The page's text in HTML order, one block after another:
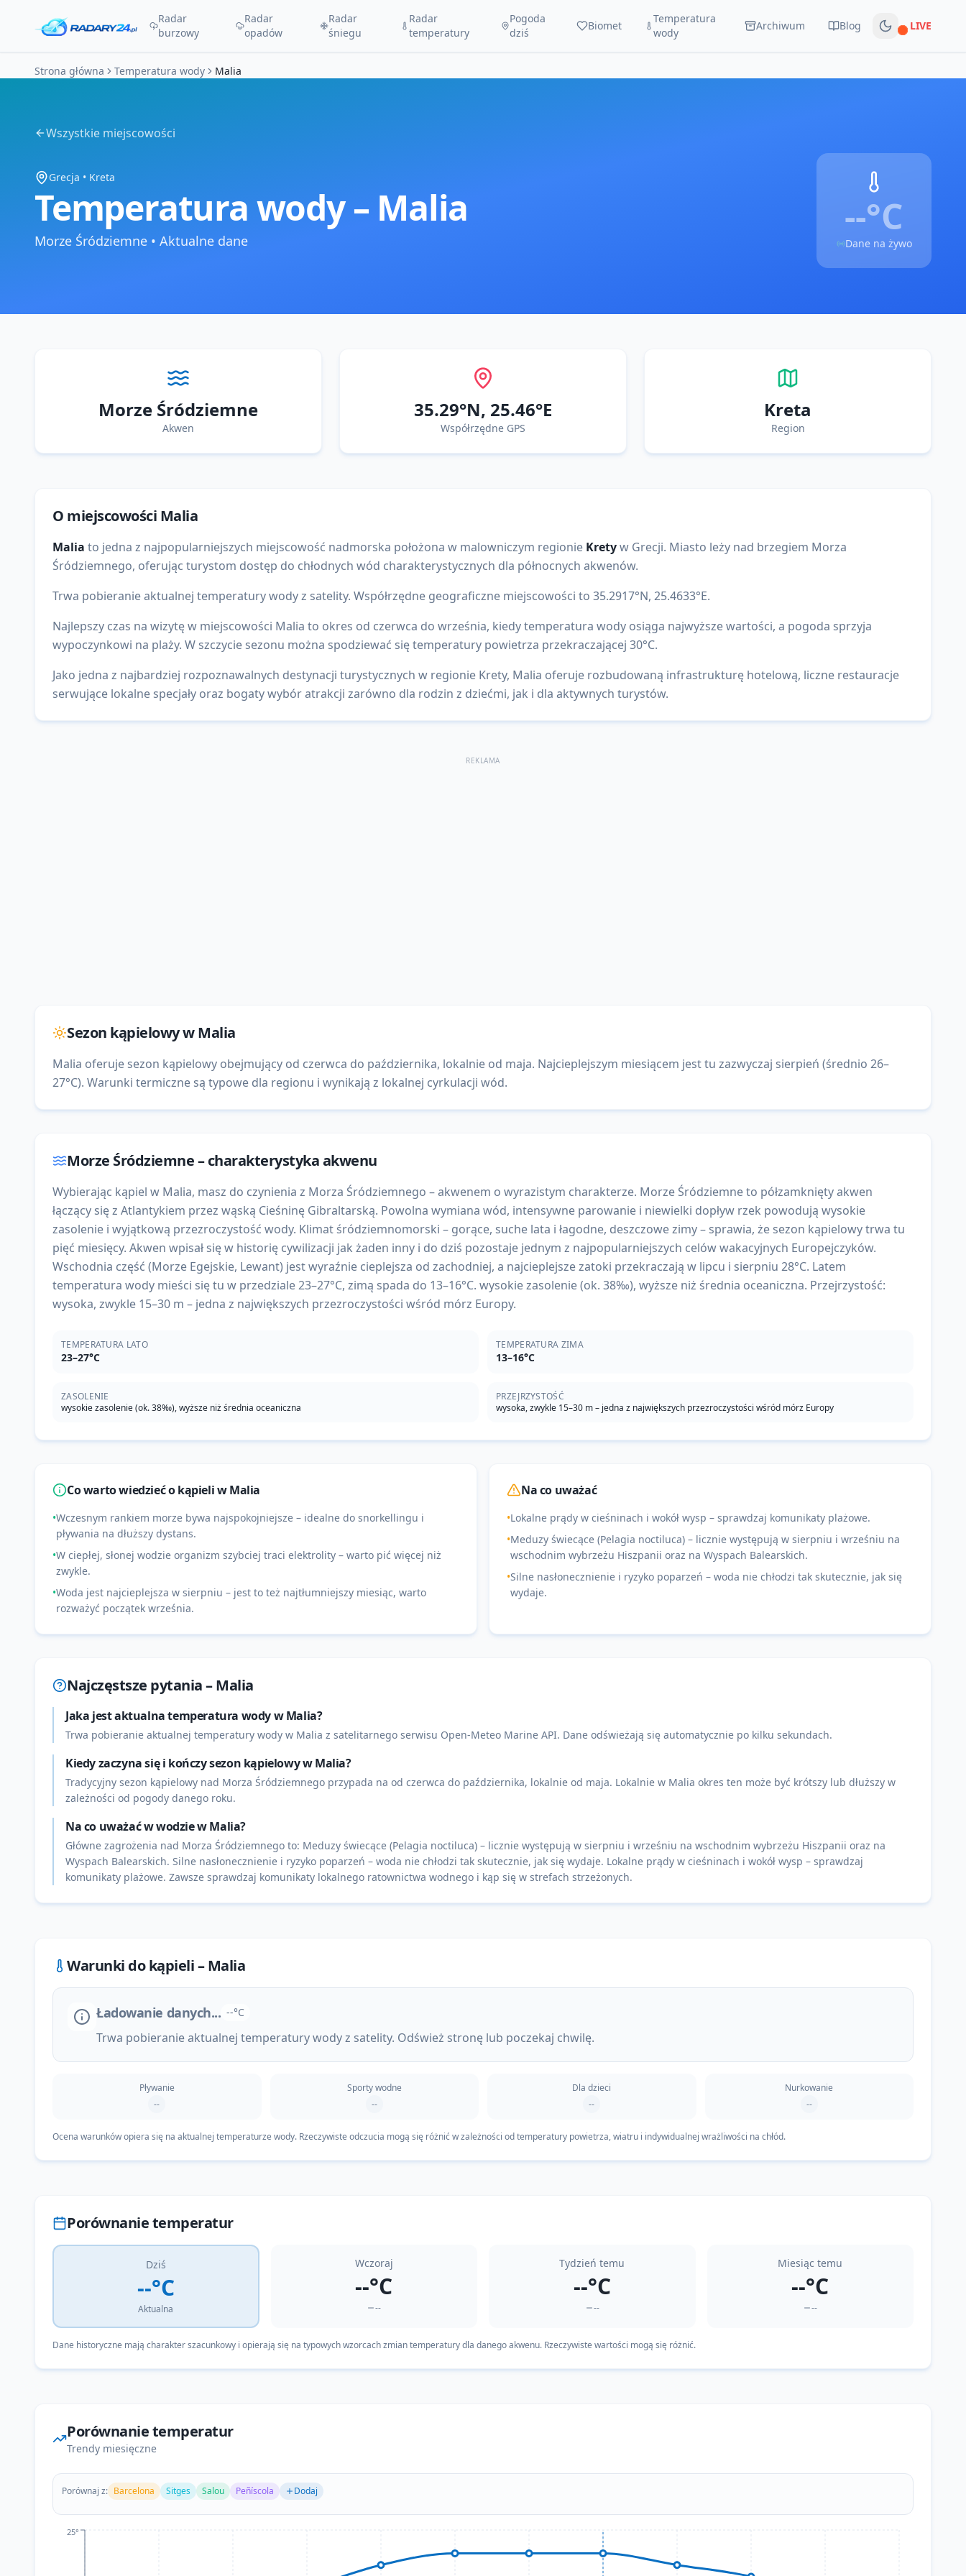
Radar
burzowy
Radar
opadów
Radar
śniegu
Radar
temperatury
Pogoda
dziś
Biomet
Temperatura
wody
Archiwum Blog Na żywo
LIVE
Strona główna Temperatura wody Malia
Wszystkie miejscowości
Grecja • Kreta
Temperatura wody – Malia
Morze Śródziemne • Aktualne dane
--°C
Dane na żywo
Morze Śródziemne
Akwen
35.29°N, 25.46°E
Współrzędne GPS
Kreta
Region
O miejscowości Malia
Malia to jedna z najpopularniejszych miejscowość nadmorska położona w malowniczym regionie Kretyw Grecji. Miasto leży nad brzegiem Morza
Śródziemnego, oferując turystom dostęp do chłodnych wód charakterystycznych dla północnych akwenów.
Trwa pobieranie aktualnej temperatury wody z satelity. Współrzędne geograficzne miejscowości to 35.2917°N, 25.4633°E.
Najlepszy czas na wizytę w miejscowości Malia to okres od czerwca do września, kiedy temperatura wody osiąga najwyższe wartości, a pogoda sprzyja
wypoczynkowi na plaży. W szczycie sezonu można spodziewać się temperatury powietrza przekraczającej 30°C.
Jako jedna z najbardziej rozpoznawalnych destynacji turystycznych w regionie Krety, Malia oferuje rozbudowaną infrastrukturę hotelową, liczne restauracje
serwujące lokalne specjały oraz bogaty wybór atrakcji zarówno dla rodzin z dziećmi, jak i dla aktywnych turystów.
REKLAMA
Sezon kąpielowy wMalia
Malia oferuje sezon kąpielowy obejmujący od czerwca do października, lokalnie od maja. Najcieplejszym miesiącem jest tu zazwyczaj sierpień (średnio 26–
27°C). Warunki termiczne są typowe dla regionu i wynikają z lokalnej cyrkulacji wód.
Morze Śródziemne– charakterystyka akwenu
Wybierając kąpiel w Malia, masz do czynienia z Morza Śródziemnego – akwenem o wyrazistym charakterze. Morze Śródziemne to półzamknięty akwen
łączący się z Atlantykiem przez wąską Cieśninę Gibraltarską. Powolna wymiana wód, intensywne parowanie i niewielki dopływ rzek powodują wysokie
zasolenie i wyjątkową przezroczystość wody. Klimat śródziemnomorski – gorące, suche lata i łagodne, deszczowe zimy – sprawia, że sezon kąpielowy trwa tu
pięć miesięcy. Akwen wpisał się w historię cywilizacji jak żaden inny i do dziś pozostaje jednym z najpopularniejszych celów wakacyjnych Europejczyków.
Wschodnia część (Morze Egejskie, Lewant) jest wyraźnie cieplejsza od zachodniej, a najcieplejsze zatoki przekraczają w lipcu i sierpniu 28°C. Latem
temperatura wody mieści się tu w przedziale 23–27°C, zimą spada do 13–16°C. wysokie zasolenie (ok. 38‰), wyższe niż średnia oceaniczna. Przejrzystość:
wysoka, zwykle 15–30 m – jedna z największych przezroczystości wśród mórz Europy.
TEMPERATURA LATO
23–27°C
TEMPERATURA ZIMA
13–16°C
ZASOLENIE
wysokie zasolenie (ok. 38‰), wyższe niż średnia oceaniczna
PRZEJRZYSTOŚĆ
wysoka, zwykle 15–30 m – jedna z największych przezroczystości wśród mórz Europy
Co warto wiedzieć o kąpieli wMalia
•Wczesnym rankiem morze bywa najspokojniejsze – idealne do snorkellingu i
pływania na dłuższy dystans.
•W ciepłej, słonej wodzie organizm szybciej traci elektrolity – warto pić więcej niż
zwykle.
•Woda jest najcieplejsza w sierpniu – jest to też najtłumniejszy miesiąc, warto
rozważyć początek września.
Na co uważać
•Lokalne prądy w cieśninach i wokół wysp – sprawdzaj komunikaty plażowe.
•Meduzy świecące (Pelagia noctiluca) – licznie występują w sierpniu i wrześniu na
wschodnim wybrzeżu Hiszpanii oraz na Wyspach Balearskich.
•Silne nasłonecznienie i ryzyko poparzeń – woda nie chłodzi tak skutecznie, jak się
wydaje.
Najczęstsze pytania –Malia
Jaka jest aktualna temperatura wody w Malia?
Trwa pobieranie aktualnej temperatury wody w Malia z satelitarnego serwisu Open-Meteo Marine API. Dane odświeżają się automatycznie po kilku sekundach.
Kiedy zaczyna się i kończy sezon kąpielowy w Malia?
Tradycyjny sezon kąpielowy nad Morza Śródziemnego przypada na od czerwca do października, lokalnie od maja. Lokalnie w Malia okres ten może być krótszy lub dłuższy w
zależności od pogody danego roku.
Na co uważać w wodzie w Malia?
Główne zagrożenia nad Morza Śródziemnego to: Meduzy świecące (Pelagia noctiluca) – licznie występują w sierpniu i wrześniu na wschodnim wybrzeżu Hiszpanii oraz na
Wyspach Balearskich. Silne nasłonecznienie i ryzyko poparzeń – woda nie chłodzi tak skutecznie, jak się wydaje. Lokalne prądy w cieśninach i wokół wysp – sprawdzaj
komunikaty plażowe. Zawsze sprawdzaj komunikaty lokalnego ratownictwa wodnego i kąp się w strefach strzeżonych.
Warunki do kąpieli –Malia
Ładowanie danych... --°C
Trwa pobieranie aktualnej temperatury wody z satelity. Odśwież stronę lub poczekaj chwilę.
Pływanie
--
Sporty wodne
--
Dla dzieci
--
Nurkowanie
--
Ocena warunków opiera się na aktualnej temperaturze wody. Rzeczywiste odczucia mogą się różnić w zależności od temperatury powietrza, wiatru i indywidualnej wrażliwości na chłód.
Porównanie temperatur
Dziś
--°C
Aktualna
Wczoraj
--°C
--
Tydzień temu
--°C
--
Miesiąc temu
--°C
--
Dane historyczne mają charakter szacunkowy i opierają się na typowych wzorcach zmian temperatury dla danego akwenu. Rzeczywiste wartości mogą się różnić.
Porównanie temperatur
Trendy miesięczne
Porównaj z: Barcelona Sitges Salou Peñíscola Dodaj
25°